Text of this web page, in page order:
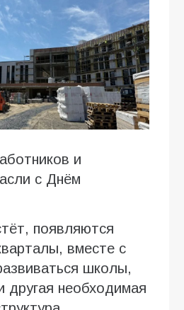
и
с Днём
появляются
вместе с
школы,
другая необходимая